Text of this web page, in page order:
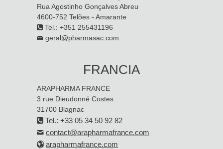
Rua Agostinho Gonçalves Abreu
4600-752 Telões - Amarante
Tel.: +351 255431196
geral@pharmasac.com
FRANCIA
ARAPHARMA FRANCE
3 rue Dieudonné Costes
31700 Blagnac
Tel.: +33 05 34 50 92 82
contact@arapharmafrance.com
arapharmafrance.com